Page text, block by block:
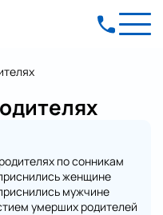
по сонникам
женщине
мужчине
умерших родителей